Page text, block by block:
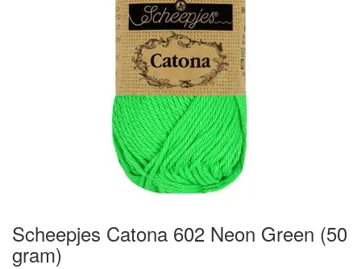
Scheepjes Catona 602 Neon Green (50
gram)